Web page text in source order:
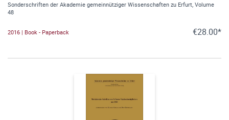
Sonderschriften der Akademie gemeinnütziger Wissenschaften zu Erfurt, Volume
48
2016 | Book - Paperback €28.00*